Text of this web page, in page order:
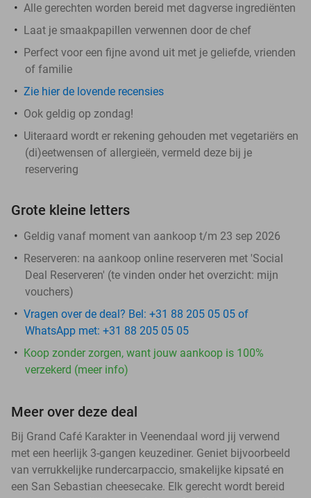
Alle gerechten worden bereid met dagverse ingrediënten
Laat je smaakpapillen verwennen door de chef
Perfect voor een fijne avond uit met je geliefde, vrienden
of familie
Zie hier de lovende recensies
Ook geldig op zondag!
Uiteraard wordt er rekening gehouden met vegetariërs en
(di)eetwensen of allergieën, vermeld deze bij je
reservering
Grote kleine letters
Geldig vanaf moment van aankoop t/m 23 sep 2026
Reserveren: na aankoop online reserveren met 'Social
Deal Reserveren' (te vinden onder het overzicht: mijn
vouchers)
Vragen over de deal? Bel: +31 88 205 05 05 of
WhatsApp met: +31 88 205 05 05
Koop zonder zorgen, want jouw aankoop is 100%
verzekerd (meer info)
Meer over deze deal
Bij Grand Café Karakter in Veenendaal word jij verwend
met een heerlijk 3-gangen keuzediner. Geniet bijvoorbeeld
van verrukkelijke rundercarpaccio, smakelijke kipsaté en
een San Sebastian cheesecake. Elk gerecht wordt bereid